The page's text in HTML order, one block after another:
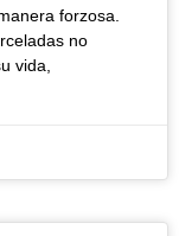
forzosa.
no
vida,